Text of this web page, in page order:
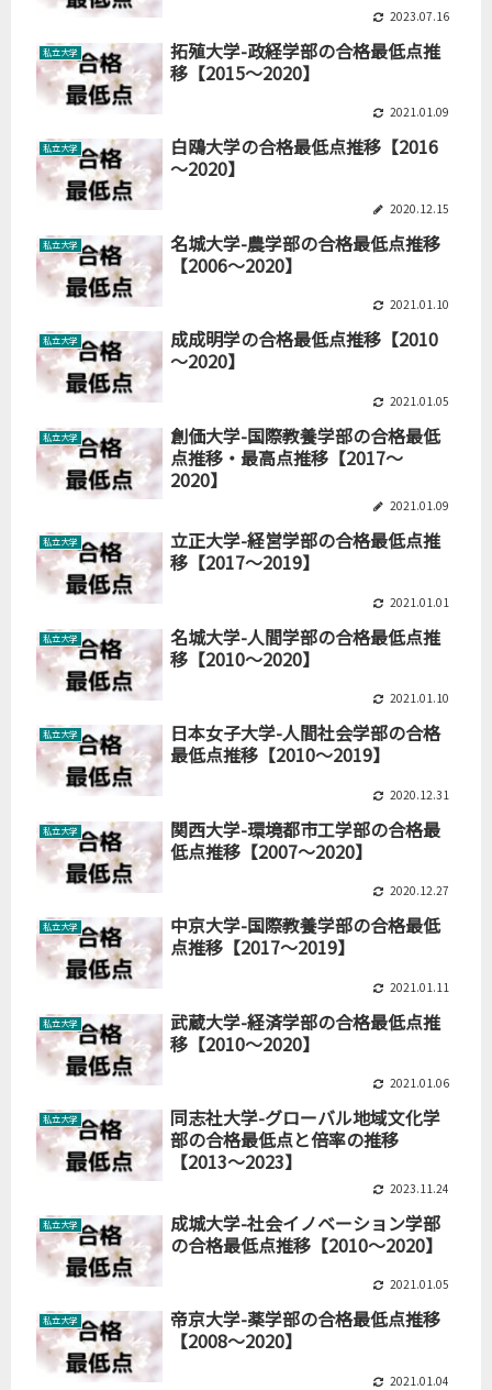
2023.07.16
私立大学
拓殖大学-政経学部の合格最低点推
移【2015～2020】
2021.01.09
私立大学
白鴎大学の合格最低点推移【2016
～2020】
2020.12.15
私立大学
名城大学-農学部の合格最低点推移
【2006～2020】
2021.01.10
私立大学
成成明学の合格最低点推移【2010
～2020】
2021.01.05
私立大学
創価大学-国際教養学部の合格最低
点推移・最高点推移【2017～
2020】
2021.01.09
私立大学
立正大学-経営学部の合格最低点推
移【2017～2019】
2021.01.01
私立大学
名城大学-人間学部の合格最低点推
移【2010～2020】
2021.01.10
私立大学
日本女子大学-人間社会学部の合格
最低点推移【2010～2019】
2020.12.31
私立大学
関西大学-環境都市工学部の合格最
低点推移【2007～2020】
2020.12.27
私立大学
中京大学-国際教養学部の合格最低
点推移【2017～2019】
2021.01.11
私立大学
武蔵大学-経済学部の合格最低点推
移【2010～2020】
2021.01.06
私立大学
同志社大学-グローバル地域文化学
部の合格最低点と倍率の推移
【2013～2023】
2023.11.24
私立大学
成城大学-社会イノベーション学部
の合格最低点推移【2010～2020】
2021.01.05
私立大学
帝京大学-薬学部の合格最低点推移
【2008～2020】
2021.01.04